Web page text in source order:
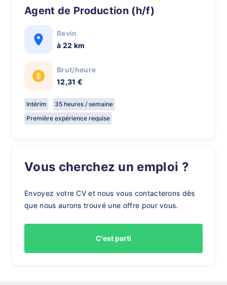
Agent de Production (h/f)
Revin
à 22 km
Brut/heure
12,31 €
Intérim
35 heures / semaine
Première expérience requise
Vous cherchez un emploi ?
Envoyez votre CV et nous vous contacterons dès
que nous aurons trouvé une offre pour vous.
C'est parti